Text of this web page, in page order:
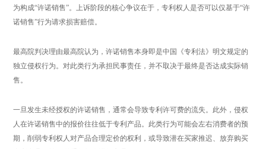
为构成“许诺销售”。上诉阶段的核心争议在于，专利权人是否可以仅基于“许
诺销售”行为请求损害赔偿。
最高院判决理由最高院认为，许诺销售本身即是中国《专利法》明文规定的
独立侵权行为。对此类行为承担民事责任，并不取决于最终是否达成实际销
售。
一旦发生未经授权的许诺销售，通常会导致专利许可费的流失。此外，侵权
人在许诺销售中的报价往往低于专利产品。此类行为可能会左右消费者的预
期，削弱专利权人对产品合理定价的权利，或导致潜在买家推迟、放弃购买